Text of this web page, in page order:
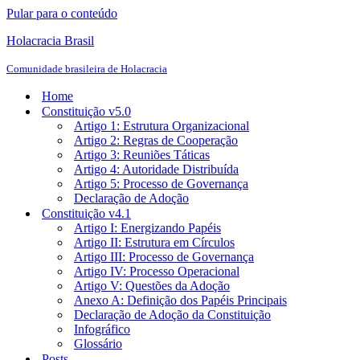
Pular para o conteúdo
Holacracia Brasil
Comunidade brasileira de Holacracia
Home
Constituição v5.0
Artigo 1: Estrutura Organizacional
Artigo 2: Regras de Cooperação
Artigo 3: Reuniões Táticas
Artigo 4: Autoridade Distribuída
Artigo 5: Processo de Governança
Declaração de Adoção
Constituição v4.1
Artigo I: Energizando Papéis
Artigo II: Estrutura em Círculos
Artigo III: Processo de Governança
Artigo IV: Processo Operacional
Artigo V: Questões da Adoção
Anexo A: Definição dos Papéis Principais
Declaração de Adoção da Constituição
Infográfico
Glossário